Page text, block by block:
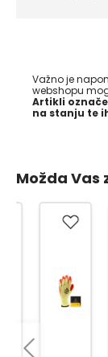
Važno je
webshopu
Artikli
na stanju te
Možda Vas